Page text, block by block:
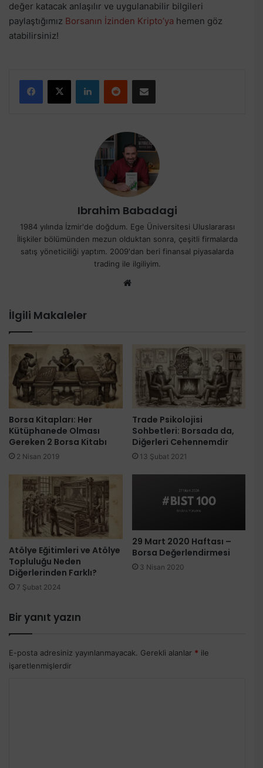
değer katacak anlaşılır ve uygulanabilir bilgileri
paylaştığımız Borsanın İzinden Kripto’ya hemen göz
atabilirsiniz!
Facebook
X LinkedInReddit E-Posta ile paylaş
Ibrahim Babadagi
1984 yılında İzmir'de doğdum. Ege Üniversitesi Uluslararası
İlişkiler bölümünden mezun olduktan sonra, çeşitli firmalarda
satış yöneticiliği yaptım. 2009'dan beri finansal piyasalarda
trading ile ilgiliyim.
İlgili Makaleler
Borsa Kitapları: Her
Kütüphanede Olması
Gereken 2 Borsa Kitabı
2 Nisan 2019
Trade Psikolojisi
Sohbetleri: Borsada da,
Diğerleri Cehennemdir
13 Şubat 2021
Atölye Eğitimleri ve Atölye
Topluluğu Neden
Diğerlerinden Farklı?
7 Şubat 2024
29 Mart 2020 Haftası –
Borsa Değerlendirmesi
3 Nisan 2020
Bir yanıt yazın
E-posta adresiniz yayınlanmayacak. Gerekli alanlar * ile
işaretlenmişlerdir